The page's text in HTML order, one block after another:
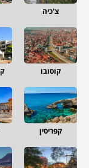
צ'כיה
קוסובו
קפריסין